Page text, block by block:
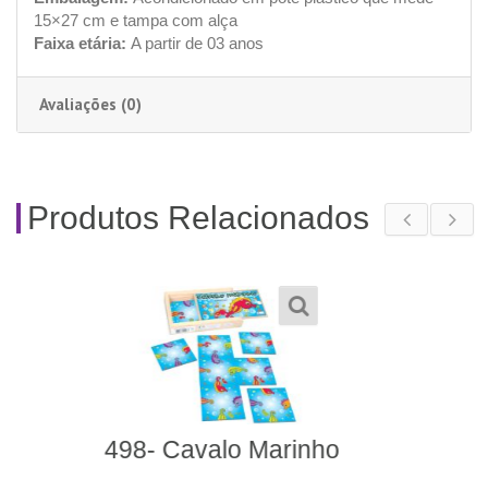
15×27 cm e tampa com alça
Faixa etária: A partir de 03 anos
Avaliações (0)
Produtos Relacionados
327- Conjunto